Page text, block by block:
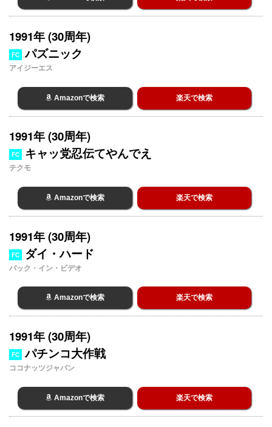
1991年 (30周年)
FC パズニック
アイジーエス
Amazonで検索 楽天で検索
1991年 (30周年)
FC キャッ党忍伝てやんでえ
テクモ
Amazonで検索 楽天で検索
1991年 (30周年)
FC ダイ・ハード
パック・イン・ビデオ
Amazonで検索 楽天で検索
1991年 (30周年)
FC パチンコ大作戦
ココナッツジャパン
Amazonで検索 楽天で検索